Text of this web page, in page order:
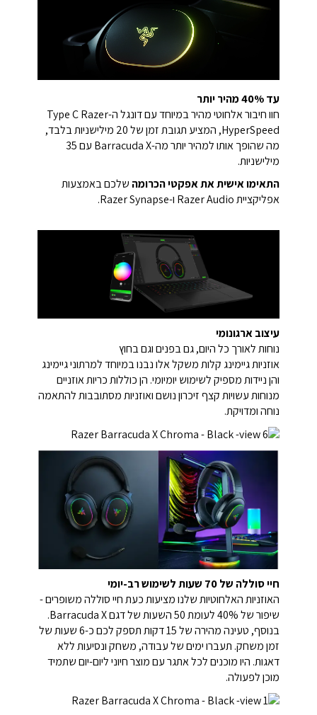
עד 40% מהיר יותר
חוו חיבור אלחוטי מהיר במיוחד עם דונגל ה-Type C Razer
HyperSpeed, המציע תגובת זמן של 20 מילישניות בלבד,
מה שהופך אותו למהיר יותר מה-Barracuda X עם 35
מילישניות.
התאימו אישית את אפקטי הכרומה שלכם באמצעות
אפליקציית Razer Audio ו-Razer Synapse.
עיצוב ארגונומי
נוחות לאורך כל היום, גם בפנים וגם בחוץ
אוזניות גיימינג קלות משקל אלו נבנו במיוחד למרתוני גיימינג
והן ניידות מספיק לשימוש יומיומי. הן כוללות כריות אוזניים
מנוחות עשויות קצף זיכרון נושם ואוזניות מסתובבות להתאמה
נוחה ומדויקת.
חיי סוללה של 70 שעות לשימוש רב-יומי
האוזניות האלחוטיות שלנו מציעות כעת חיי סוללה משופרים -
שיפור של 40% לעומת 50 השעות של דגם Barracuda X.
בנוסף, טעינה מהירה של 15 דקות תספק לכם כ-6 שעות של
זמן משחק. תעברו ימים של עבודה, משחק ונסיעות ללא
דאגות. היו מוכנים לכל אתגר עם מוצר חיוני ליום-יום שתמיד
מוכן לפעולה.